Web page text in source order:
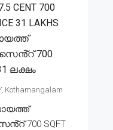
CENT 700
31 LAKHS
700
ലക്ഷം
Kothamangalam
700 SQFT